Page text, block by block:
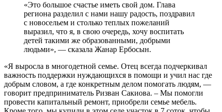
«Это большое счастье иметь свой дом. Глава
региона разделил с нами нашу радость, поздравил
с новосельем и столько теплых пожеланий
выразил, что я, в свою очередь, хочу воспитать
детей такими же образованными, добрыми
людьми», — сказала Жанар Ербосын.
«Я выросла в многодетной семье. Отец всегда подчеркивал
важность поддержки нуждающихся в помощи и учил нас где
добрым словом, а где конкретным делом помогать людям, —
говорит предприниматель Ризван Сакиова. – Мы помогли
провести капитальный ремонт, приобрели семье мебель.